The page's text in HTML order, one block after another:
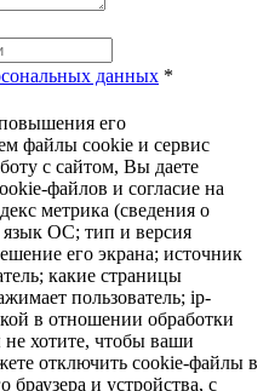
данных *
его
файлы cookie и сервис
с сайтом, Вы даете
файлов и согласие на
метрика (сведения о
ОС; тип и версия
его экрана; источник
какие страницы
пользователь; ip-
в отношении обработки
хотите, чтобы ваши
отключить cookie-файлы в
браузера и устройства, с